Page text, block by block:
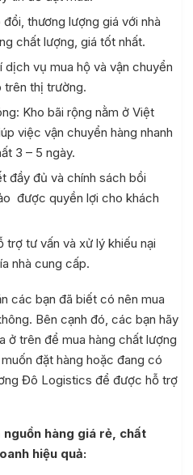
thương lượng giá với nhà
chất lượng, giá tốt nhất.
dịch vụ mua hộ và vận chuyển
trên thị trường.
Kho bãi rộng nằm ở Việt
việc vận chuyển hàng nhanh
3 – 5 ngày.
đầy đủ và chính sách bồi
được quyền lợi cho khách
trợ tư vấn và xử lý khiếu nại
nhà cung cấp.
các bạn đã biết có nên mua
Bên cạnh đó, các bạn hãy
ở trên để mua hàng chất lượng
đặt hàng hoặc đang có
Đô Logistics để được hỗ trợ
hàng giá rẻ, chất
hiệu quả: